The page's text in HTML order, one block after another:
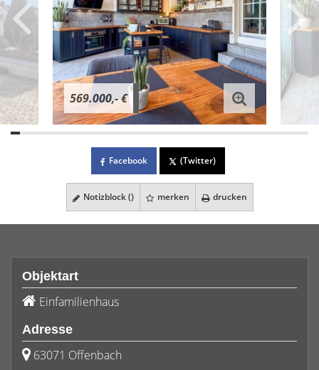
569.000,- €
Facebook (Twitter)
Notizblock () merken drucken
Objektart
Einfamilienhaus
Adresse
63071 Offenbach